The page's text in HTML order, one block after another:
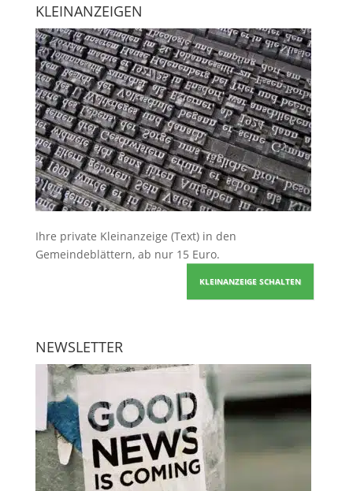
KLEINANZEIGEN
Ihre private Kleinanzeige (Text) in den
Gemeindeblättern, ab nur 15 Euro.
KLEINANZEIGE SCHALTEN
NEWSLETTER